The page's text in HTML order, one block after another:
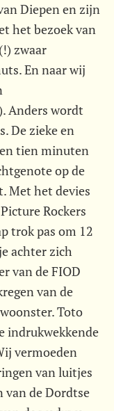
Diepen en zijn
het bezoek van
zwaar
En naar wij
Anders wordt
De zieke en
tien minuten
op de
Met het devies
Rockers
trok pas om 12
achter zich
van de FIOD
van de
Toto
indrukwekkende
vermoeden
van luitjes
van de Dordtse